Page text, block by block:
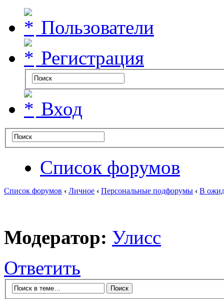
Пользователи
Регистрация
Вход
Список форумов
Список форумов ‹ Личное ‹ Персональные подфорумы ‹ В
Модератор: Улисс
Ответить